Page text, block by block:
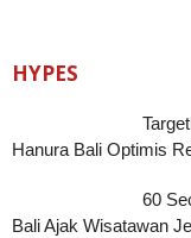
HYPES
Hanura Bali Optimis
60
Bali Ajak Wisatawan